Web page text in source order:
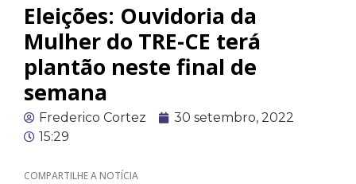
Eleições: Ouvidoria da
Mulher do TRE-CE terá
plantão neste final de
semana
Frederico Cortez
30 setembro, 2022
15:29
COMPARTILHE A NOTÍCIA